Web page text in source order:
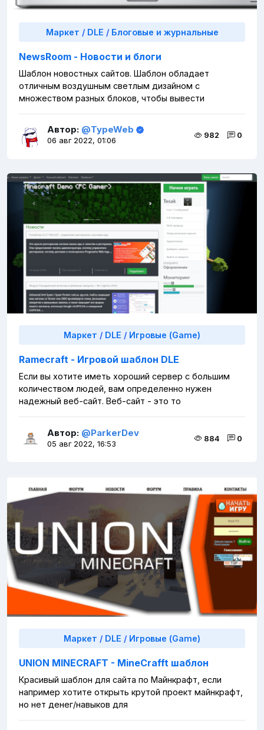
Маркет / DLE / Блоговые и журнальные
NewsRoom - Новости и блоги
Шаблон новостных сайтов. Шаблон обладает
отличным воздушным светлым дизайном с
множеством разных блоков, чтобы вывести
Автор: @TypeWeb
06 авг 2022, 01:06
982 0
Маркет / DLE / Игровые (Game)
Ramecraft - Игровой шаблон DLE
Если вы хотите иметь хороший сервер с большим
количеством людей, вам определенно нужен
надежный веб-сайт. Веб-сайт - это то
Автор: @ParkerDev
05 авг 2022, 16:53
884 0
Маркет / DLE / Игровые (Game)
UNION MINECRAFT - MineCrafft шаблон
Красивый шаблон для сайта по Майнкрафт, если
например хотите открыть крутой проект майнкрафт,
но нет денег/навыков для